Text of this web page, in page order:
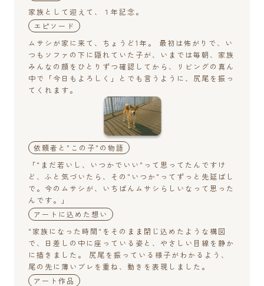
家族として迎えて、１年記念。
エピソード
ムサシが家に来て、ちょうど1年。 最初は怖がりで、い
つもソファの下に隠れていた子が、いまでは毎朝、家族
みんなの顔をひとりずつ確認してから、リビングの真ん
中で「今日もよろしく」とでも言うように、尻尾を振っ
てくれます。
依頼者と"この子"の物語
「"まだ若いし、いつかでいい"って思ってたんですけ
ど、ふと気づいたら、その"いつか"ってずっと先延ばし
で。今のムサシが、いちばんムサシらしいなって思った
んです。」
アートに込めた想い
"家族になった時間"をそのまま閉じ込めたような構図
で、日差しの中に座っている姿と、やさしい目線を静か
に描きました。 尻尾を振っている様子がわかるよう、
尾の先に薄いブレを重ね、動きを表現しました。
アート作品